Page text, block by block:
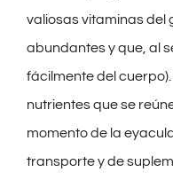
valiosas vitaminas del
abundantes y que, al
fácilmente del
nutrientes que se
momento de la
transporte y de